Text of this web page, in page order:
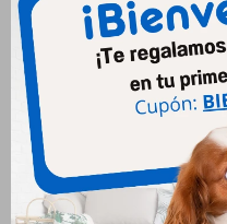
Productos que